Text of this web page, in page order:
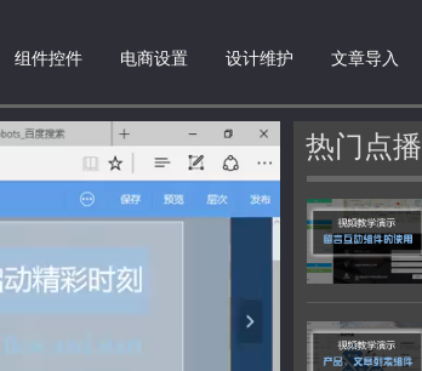
组件控件 电商设置 设计维护 文章导入
热门点播